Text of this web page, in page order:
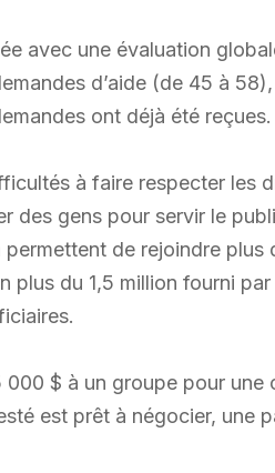
avec une évaluation
d’aide (de 45 à
ont déjà été
à faire respecter les
des gens pour servir le
de rejoindre plus
plus du 1,5 million fourni
000 $ à un groupe pour
est prêt à négocier, une